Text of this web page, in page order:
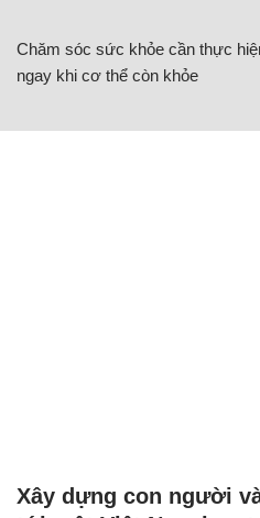
Chăm sóc sức khỏe cần thực
ngay khi cơ thể còn khỏe
Xây dựng con người